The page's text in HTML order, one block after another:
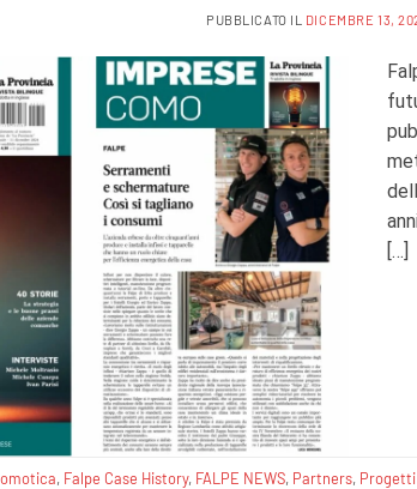
PUBBLICATO IL DICEMBRE 13,
[…]
, Falpe Case History, FALPE NEWS, Partners, Progetti